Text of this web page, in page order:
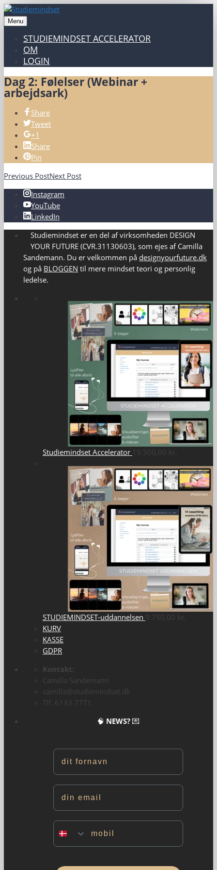
Menu
STUDIEMINDSET ACCELERATOR
OM
LOGIN
Dag 2: Følelser (Webinar +
arbejdsark)
Share
Tweet
+1
Share
Pin
Previous PostNext Post
Instagram
YouTube
LinkedIn
Studiemindset er en del af virksomheden DESIGN
YOUR FUTURE (CVR.31130603), som ejes af Camilla
Sandemann. Du er velkommen på designyourfuture.dk
og på BLOGGEN til mere mindset teori og personlig
ledelse.
Studiemindset Accelerator 19.500,00 kr.
STUDIEMINDSET-uddannelsen 9.750,00 kr.
KURV
KASSE
GDPR
Kontakt:
Camilla Sandemann
camilla@studiemindset.dk
Tlf. 6133 7771
🧠 NEWS? 💌
Navn
Email
Mobil